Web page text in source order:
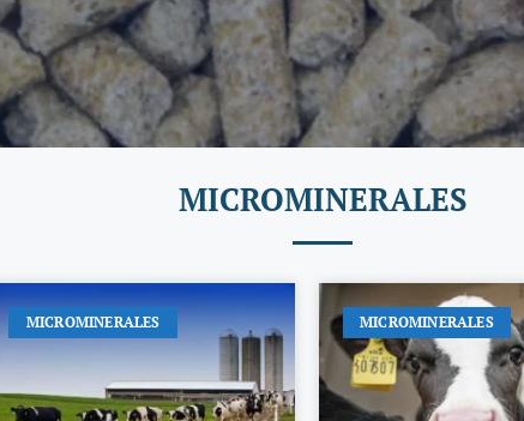
MICROMINERALES
MICROMINERALES MICROMINERALES